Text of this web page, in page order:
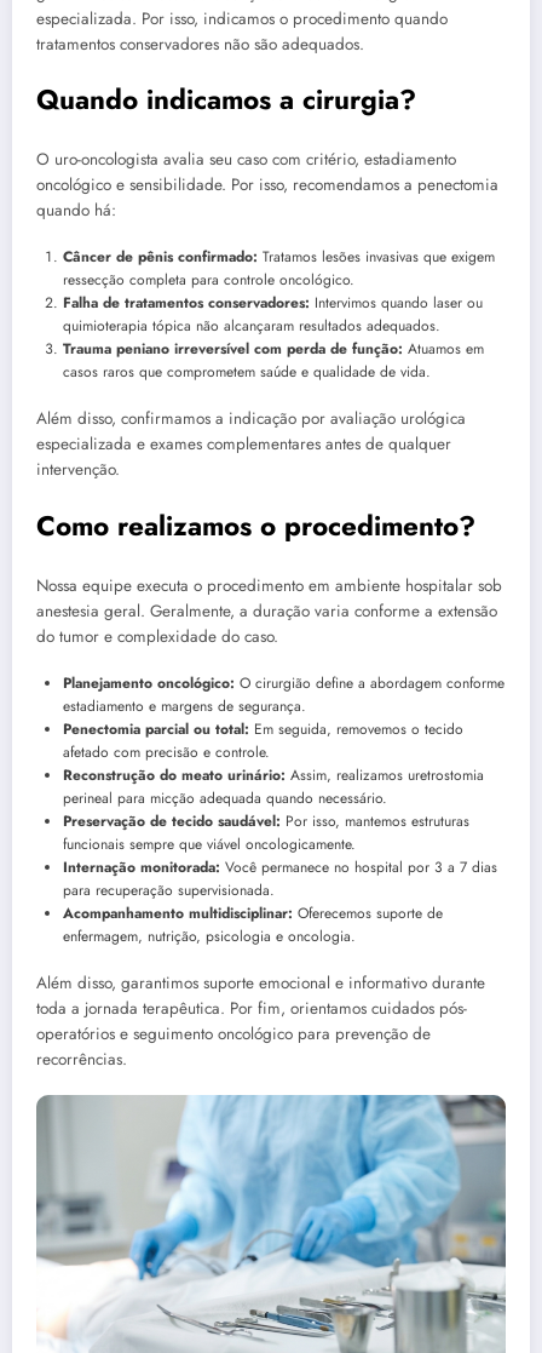
especializada. Por isso, indicamos o procedimento quando
tratamentos conservadores não são adequados.
Quando indicamos a cirurgia?
O uro-oncologista avalia seu caso com critério, estadiamento
oncológico e sensibilidade. Por isso, recomendamos a penectomia
quando há:
Câncer de pênis confirmado: Tratamos lesões invasivas que exigem
ressecção completa para controle oncológico.
Falha de tratamentos conservadores: Intervimos quando laser ou
quimioterapia tópica não alcançaram resultados adequados.
Trauma peniano irreversível com perda de função: Atuamos em
casos raros que comprometem saúde e qualidade de vida.
Além disso, confirmamos a indicação por avaliação urológica
especializada e exames complementares antes de qualquer
intervenção.
Como realizamos o procedimento?
Nossa equipe executa o procedimento em ambiente hospitalar sob
anestesia geral. Geralmente, a duração varia conforme a extensão
do tumor e complexidade do caso.
Planejamento oncológico: O cirurgião define a abordagem conforme
estadiamento e margens de segurança.
Penectomia parcial ou total: Em seguida, removemos o tecido
afetado com precisão e controle.
Reconstrução do meato urinário: Assim, realizamos uretrostomia
perineal para micção adequada quando necessário.
Preservação de tecido saudável: Por isso, mantemos estruturas
funcionais sempre que viável oncologicamente.
Internação monitorada: Você permanece no hospital por 3 a 7 dias
para recuperação supervisionada.
Acompanhamento multidisciplinar: Oferecemos suporte de
enfermagem, nutrição, psicologia e oncologia.
Além disso, garantimos suporte emocional e informativo durante
toda a jornada terapêutica. Por fim, orientamos cuidados pós-
operatórios e seguimento oncológico para prevenção de
recorrências.